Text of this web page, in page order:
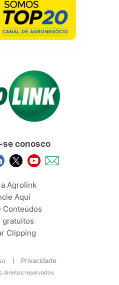
se conosco
Agrolink
Aqui
Conteúdos
gratuitos
Clipping
Privacidade
direitos reservados